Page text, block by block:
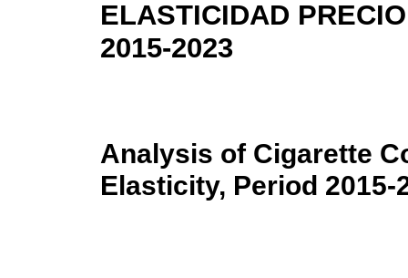
ELASTICIDAD
2015-2023
Analysis of Cigarette
Elasticity, Period 2015-